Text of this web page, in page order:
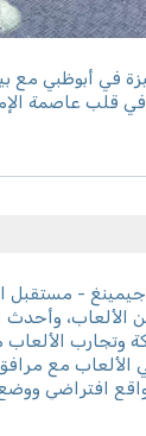
في أبوظبي مع
في قلب عاصمة
- مستقبل
وأحدث
وتجارب
مع مرافق